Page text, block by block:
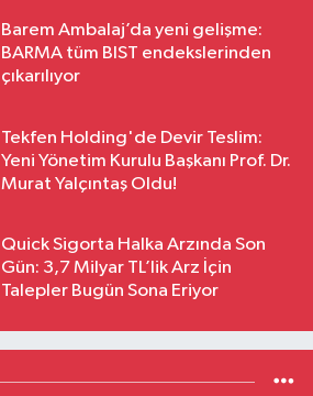
Barem Ambalaj’da yeni gelişme:
BARMA tüm BIST endekslerinden
çıkarılıyor
Tekfen Holding'de Devir Teslim:
Yeni Yönetim Kurulu Başkanı Prof. Dr.
Murat Yalçıntaş Oldu!
Quick Sigorta Halka Arzında Son
Gün: 3,7 Milyar TL’lik Arz İçin
Talepler Bugün Sona Eriyor